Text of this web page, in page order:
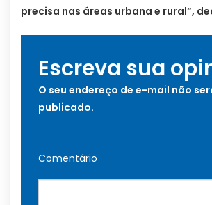
precisa nas áreas urbana e rural”,
Escreva sua
O seu endereço de e-mail não
publicado.
Comentário